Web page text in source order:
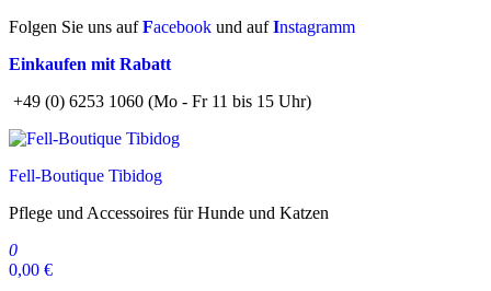
Zum
springen
Folgen Sie uns aufFacebook und aufInstagramm
Einkaufen mit Rabatt
+49 (0) 6253 1060 (Mo - Fr 11 bis 15 Uhr)
Fell-Boutique Tibidog
Pflege und Accessoires für Hunde und Katzen
0
0,00 €